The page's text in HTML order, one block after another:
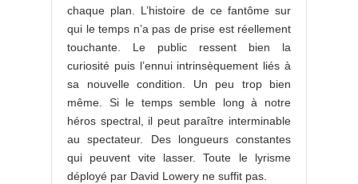
chaque plan. L’histoire de ce fantôme sur
qui le temps n’a pas de prise est réellement
touchante. Le public ressent bien la
curiosité puis l’ennui intrinsèquement liés à
sa nouvelle condition. Un peu trop bien
même. Si le temps semble long à notre
héros spectral, il peut paraître interminable
au spectateur. Des longueurs constantes
qui peuvent vite lasser. Toute le lyrisme
déployé par David Lowery ne suffit pas.